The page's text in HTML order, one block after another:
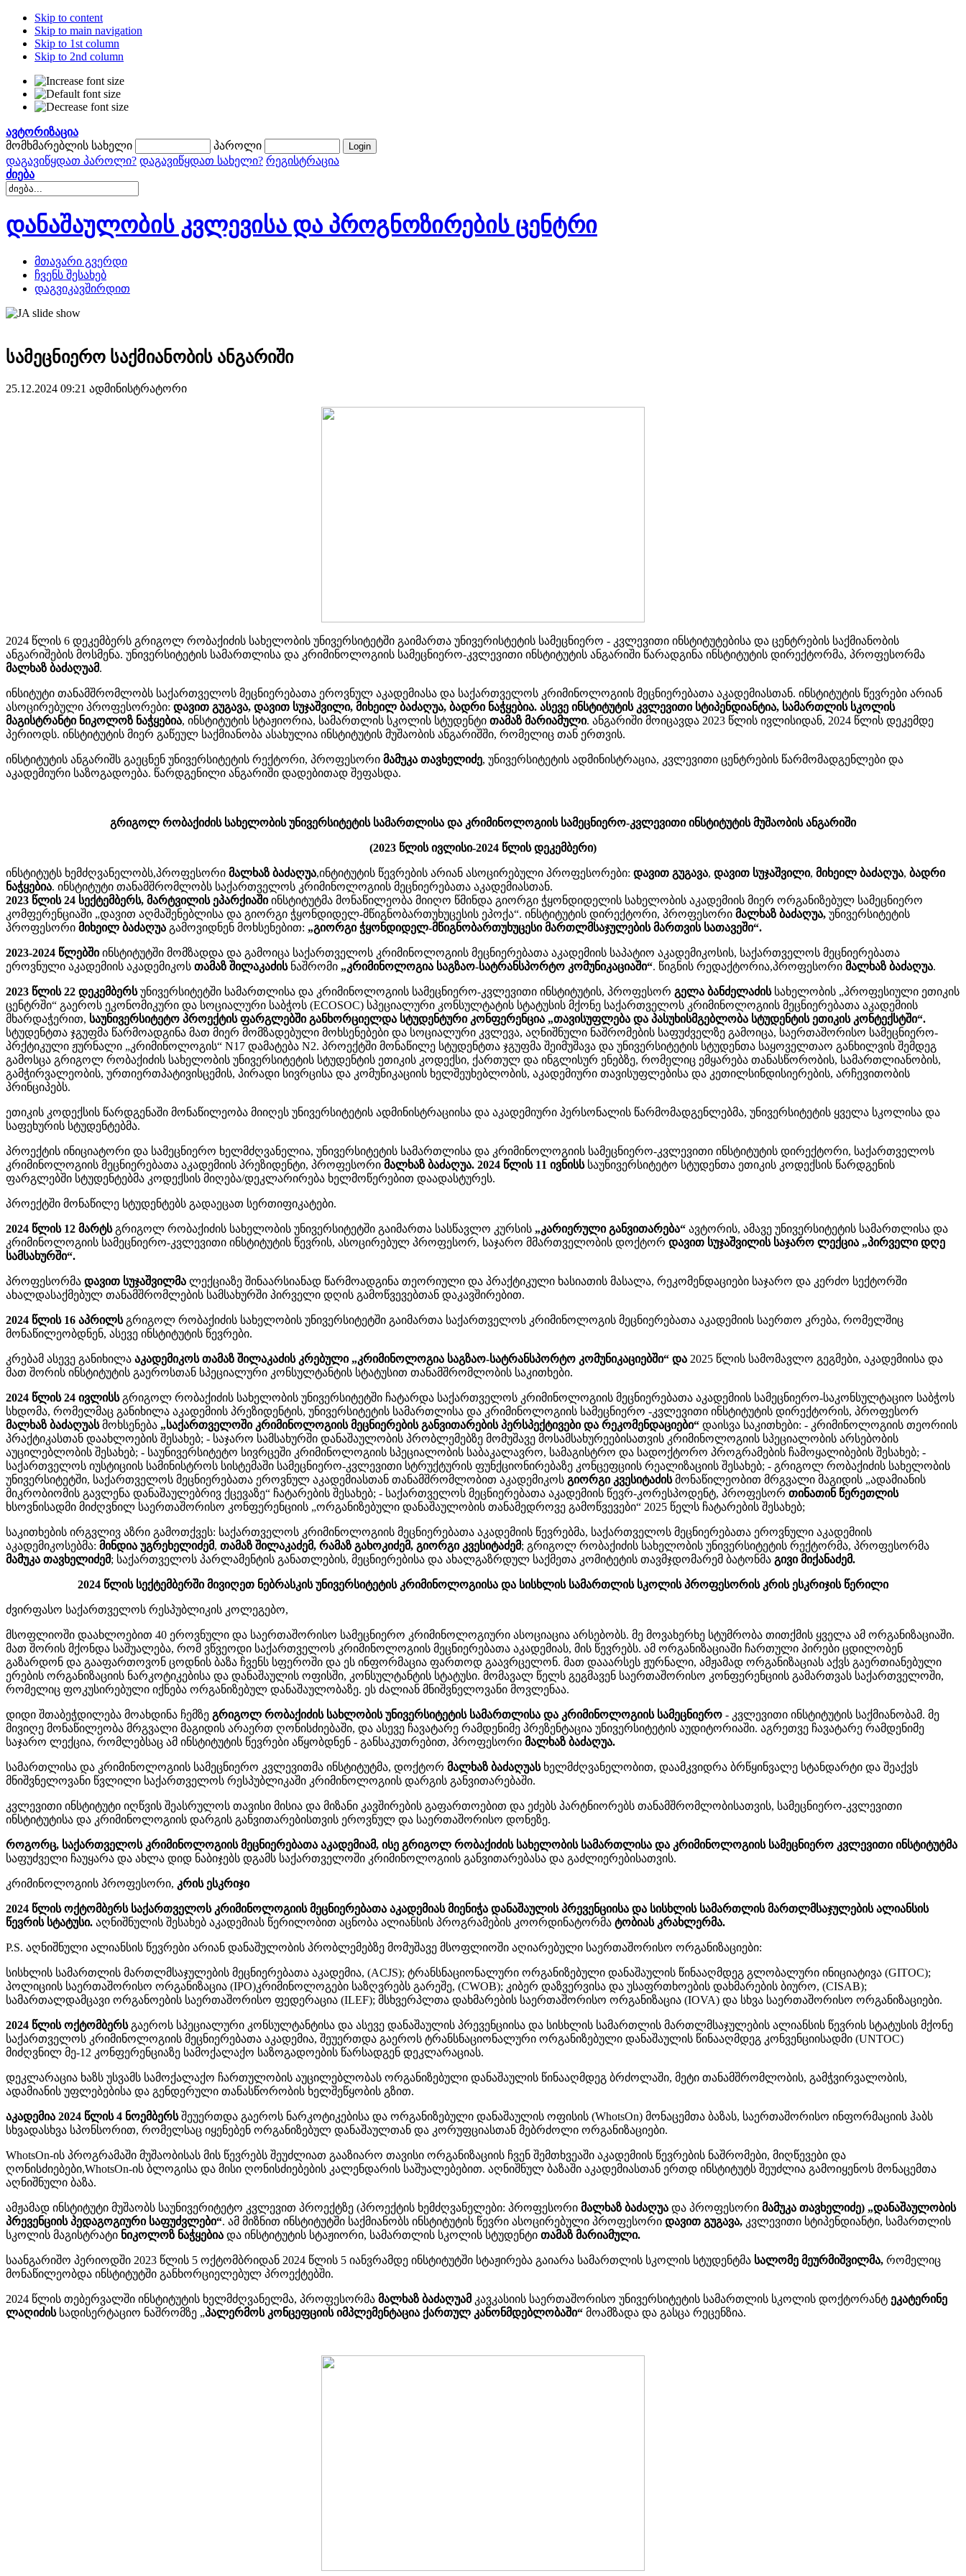
Skip to content
Skip to main navigation
Skip to 1st column
Skip to 2nd column
ავტორიზაცია
მომხმარებლის სახელი
პაროლი
დაგავიწყდათ პაროლი? დაგავიწყდათ სახელი? რეგისტრაცია
ძიება
დანაშაულობის კვლევისა და პროგნოზირების ცენტრი
მთავარი გვერდი
ჩვენს შესახებ
დაგვიკავშირდით
სამეცნიერო საქმიანობის ანგარიში
25.12.2024 09:21 ადმინისტრატორი
2024 წლის 6 დეკემბერს გრიგოლ რობაქიძის სახელობის უნივერსიტეტში გაიმართა უნივერისტეტის სამეცნიერო - კვლევითი ინსტიტუტებისა და ცენტრების საქმიანობის
ანგარიშების მოსმენა. უნივერსიტეტის სამართლისა და კრიმინოლოგიის სამეცნიერო-კვლევითი ინსტიტუტის ანგარიში წარადგინა ინსტიტუტის დირექტორმა, პროფესორმა
მალხაზ ბაძაღუამ.
ინსიტუტი თანამშრომლობს საქართველოს მეცნიერებათა ეროვნულ აკადემიასა და საქართველოს კრიმინოლოგიის მეცნიერებათა აკადემიასთან. ინსტიტუტის წევრები არიან
ასოცირებული პროფესორები: დავით გუგავა, დავით სუჯაშვილი, მიხეილ ბაძაღუა, ბადრი ნაჭყებია. ასევე ინსტიტუტის კვლევითი სტიპენდიანტია, სამართლის სკოლის
მაგისტრანტი ნიკოლოზ ნაჭყებია, ინსტიტუტის სტაჟიორია, სამართლის სკოლის სტუდენტი თამაზ მარიამული. ანგარიში მოიცავდა 2023 წლის ივლისიდან, 2024 წლის დეკემდე
პერიოდს. ინსტიტუტის მიერ გაწეულ საქმიანობა ასახულია ინსტიტუტის მუშაობის ანგარიშში, რომელიც თან ერთვის.
ინსტიტუტის ანგარიშს გაეცნენ უნივერსიტეტის რექტორი, პროფესორი მამუკა თავხელიძე, უნივერსიტეტის ადმინისტრაცია, კვლევითი ცენტრების წარმომადგენლები და
აკადემიური საზოგადოება. წარდგენილი ანგარიში დადებითად შეფასდა.
გრიგოლ რობაქიძის სახელობის უნივერსიტეტის სამართლისა და კრიმინოლოგიის სამეცნიერო-კვლევითი ინსტიტუტის მუშაობის ანგარიში
(2023 წლის ივლისი-2024 წლის დეკემბერი)
ინსტიტუტს ხემძღვანელობს,პროფესორი მალხაზ ბაძაღუა,ინტიტუტის წევრების არიან ასოცირებული პროფესორები: დავით გუგავა, დავით სუჯაშვილი, მიხეილ ბაძაღუა, ბადრი
ნაჭყებია. ინსტიტუტი თანამშრომლობს საქართველოს კრიმინოლოგიის მეცნიერებათა აკადემიასთან.
2023 წლის 24 სექტემბერს, მარტვილის ეპარქიაშიინსტიტუტმა მონაწილეობა მიიღო წმინდა გიორგი ჭყონდიდელის სახელობის აკადემიის მიერ ორგანიზებულ სამეცნიერო
კომფერენციაში „დავით აღმაშენებლისა და გიორგი ჭყონდიდელ-მწიგნობართუხუცესის ეპოქა“. ინსტიტუტის დირექტორი, პროფესორი მალხაზ ბაძაღუა, უნივერსიტეტის
პროფესორი მიხეილ ბაძაღუა გამოვიდნენ მოხსენებით: „გიორგი ჭყონდიდელ-მწიგნობართუხუცესი მართლმსაჯულების მართვის სათავეში“.
2023-2024 წლებშიინსტიტუტში მომზადდა და გამოიცა საქართველოს კრიმინოლოგიის მეცნიერებათა აკადემიის საპატიო აკადემიკოსის, საქართველოს მეცნიერებათა
ეროვნული აკადემიის აკადემიკოს თამაზ შილაკაძისნაშრომი „კრიმინოლოგია საგზაო-სატრანსპორტო კომუნიკაციაში“. წიგნის რედაქტორია,პროფესორი მალხაზ ბაძაღუა.
2023 წლის 22 დეკემბერსუნივერსიტეტში სამართლისა და კრიმინოლოგიის სამეცნიერო-კვლევითი ინსტიტუტის, პროფესორ გელა ბანძელაძისსახელობის „პროფესიული ეთიკის
ცენტრში“ გაეროს ეკონომიკური და სოციალური საბჭოს (ECOSOC) სპეციალური კონსულტატის სტატუსის მქონე საქართველოს კრიმინოლოგიის მეცნიერებათა აკადემიის
მხარდაჭერით, საუნივერსიტეტო პროექტის ფარგლებში განხორციელდა სტუდენტური კონფერენცია „თავისუფლება და პასუხისმგებლობა სტუდენტის ეთიკის კონტექსტში“.
სტუდენტთა ჯგუფმა წარმოადგინა მათ მიერ მომზადებული მოხსენებები და სოციალური კვლევა, აღნიშნული ნაშრომების საფუძველზე გამოიცა, საერთაშორისო სამეცნიერო-
პრქტიკული ჟურნალი „კრიმინოლოგის“ N17 დამატება N2. პროექტში მონაწილე სტუდენტთა ჯგუფმა შეიმუშავა და უნივერსიტეტის სტუდენთა საყოველთაო განხილვის შემდეგ
გამოსცა გრიგოლ რობაქიძის სახელობის უნივერსიტეტის სტუდენტის ეთიკის კოდექსი, ქართულ და ინგლისურ ენებზე, რომელიც ემყარება თანასწორობის, სამართლიანობის,
გამჭირვალეობის, ურთიერთპატივისცემის, პირადი სივრცისა და კომუნიკაციის ხელშეუხებლობის, აკადემიური თავისუფლებისა და კეთილსინდისიერების, არჩევითობის
პრინციპებს.
ეთიკის კოდექსის წარდგენაში მონაწილეობა მიიღეს უნივერსიტეტის ადმინისტრაციისა და აკადემიური პერსონალის წარმომადგენლებმა, უნივერსიტეტის ყველა სკოლისა და
საფეხურის სტუდენტებმა.
პროექტის ინიციატორი და სამეცნიერო ხელმძღვანელია, უნივერსიტეტის სამართლისა და კრიმინოლოგიის სამეცნიერო-კვლევითი ინსტიტუტის დირექტორი, საქართველოს
კრიმინოლოგიის მეცნიერებათა აკადემიის პრეზიდენტი, პროფესორი მალხაზ ბაძაღუა. 2024 წლის 11 ივნისსსაუნივერსიტეტო სტუდენთა ეთიკის კოდექსის წარდგენის
ფარგლებში სტუდენტებმა კოდექსის მიღება/დეკლარირება ხელმოწერებით დაადასტურეს.
პროექტში მონაწილე სტუდენტებს გადაეცათ სერთიფიკატები.
2024 წლის 12 მარტსგრიგოლ რობაქიძის სახელობის უნივერსიტეტში გაიმართა სასწავლო კურსის „კარიერული განვითარება“ ავტორის, ამავე უნივერსიტეტის სამართლისა და
კრიმინოლოგიის სამეცნიერო-კვლევითი ინსტიტუტის წევრის, ასოცირებულ პროფესორ, საჯარო მმართველობის დოქტორ დავით სუჯაშვილის საჯარო ლექცია „პირველი დღე
სამსახურში“.
პროფესორმა დავით სუჯაშვილმა ლექციაზე შინაარსიანად წარმოადგინა თეორიული და პრაქტიკული ხასიათის მასალა, რეკომენდაციები საჯარო და კერძო სექტორში
ახალდასაქმებულ თანამშრომლების სამსახურში პირველი დღის გამოწვევებთან დაკავშირებით.
2024 წლის 16 აპრილსგრიგოლ რობაქიძის სახელობის უნივერსიტეტში გაიმართა საქართველოს კრიმინოლოგის მეცნიერებათა აკადემიის საერთო კრება, რომელშიც
მონაწილეობდნენ, ასევე ინსტიტუტის წევრები.
კრებამ ასევე განიხილა აკადემიკოს თამაზ შილაკაძის კრებული „კრიმინოლოგია საგზაო-სატრანსპორტო კომუნიკაციებში“ და 2025 წლის სამომავლო გეგმები, აკადემიისა და
მათ შორის ინსტიტუტის გაეროსთან სპეციალური კონსულტანტის სტატუსით თანამშრომლობის საკითხები.
2024 წლის 24 ივლისსგრიგოლ რობაქიძის სახელობის უნივერსიტეტში ჩატარდა საქართველოს კრიმინოლოგიის მეცნიერებათა აკადემიის სამეცნიერო-საკონსულტაციო საბჭოს
სხდომა, რომელმაც განიხილა აკადემიის პრეზიდენტის, უნივერსიტეტის სამართლისა და კრიმინოლოგიის სამეცნიერო -კვლევითი ინსტიტუტის დირექტორის, პროფესორ
მალხაზ ბაძაღუასმოხსენება „საქართველოში კრიმინოლოგიის მეცნიერების განვითარების პერსპექტივები და რეკომენდაციები“ დაისვა საკითხები: - კრიმინოლოგიის თეორიის
პრაქტიკასთან დაახლოების შესახებ; - საჯარო სამსახურში დანაშაულობის პრობლემებზე მომუშავე მოსამსახურეებისათვის კრიმინოლოგიის სპეციალობის არსებობის
აუცილებლობის შესახებ; - საუნივერსიტეტო სივრცეში კრიმინოლოგიის სპეციალობის საბაკალავრო, სამაგისტრო და სადოქტორო პროგრამების ჩამოყალიბების შესახებ; -
საქართველოს იუსტიციის სამინისტროს სისტემაში სამეცნიერო-კვლევითი სტრუქტურის ფუნქციონირებაზე კონცეფციის რეალიზაციის შესახებ; - გრიგოლ რობაქიძის სახელობის
უნივერსიტეტში, საქართველოს მეცნიერებათა ეროვნულ აკადემიასთან თანამშრომლობით აკადემიკოს გიორგი კვესიტაძისმონაწილეობით მრგვალი მაგიდის „ადამიანის
მიკრობიომის გავლენა დანაშაულებრივ ქცევაზე“ ჩატარების შესახებ; - საქართველოს მეცნიერებათა აკადემიის წევრ-კორესპოდენტ, პროფესორ თინათინ წერეთლის
ხსოვნისადმი მიძღვნილ საერთაშორისო კონფერენციის „ორგანიზებული დანაშაულობის თანამედროვე გამოწვევები“ 2025 წელს ჩატარების შესახებ;
საკითხების ირგვლივ აზრი გამოთქვეს: საქართველოს კრიმინოლოგიის მეცნიერებათა აკადემიის წევრებმა, საქართველოს მეცნიერებათა ეროვნული აკადემიის
აკადემიკოსებმა: მინდია უგრეხელიძემ, თამაზ შილაკაძემ, რამაზ გახოკიძემ, გიორგი კვესიტაძემ; გრიგოლ რობაქიძის სახელობის უნივერსიტეტის რექტორმა, პროფესორმა
მამუკა თავხელიძემ; საქართველოს პარლამენტის განათლების, მეცნიერებისა და ახალგაზრდულ საქმეთა კომიტეტის თავმჯდომარემ ბატონმა გივი მიქანაძემ.
2024 წლის სექტემბერში მივიღეთ ნებრასკის უნივერსიტეტის კრიმინოლოგიისა და სისხლის სამართლის სკოლის პროფესორის კრის ესკრიჯის წერილი
ძვირფასო საქართველოს რესპუბლიკის კოლეგებო,
მსოფლიოში დაახლოებით 40 ეროვნული და საერთაშორისო სამეცნიერო კრიმინოლოგიური ასოციაცია არსებობს. მე მოვახერხე სტუმრობა თითქმის ყველა ამ ორგანიზაციაში.
მათ შორის მქონდა საშუალება, რომ ვწვეოდი საქართველოს კრიმინოლოგიის მეცნიერებათა აკადემიას, მის წევრებს. ამ ორგანიზაციაში ჩართული პირები ცდილობენ
გაზარდონ და გააფართოვონ ცოდნის ბაზა ჩვენს სფეროში და ეს ინფორმაცია ფართოდ გაავრცელონ. მათ დააარსეს ჟურნალი, ამჟამად ორგანიზაციას აქვს გაერთიანებული
ერების ორგანიზაციის ნარკოტიკებისა და დანაშაულის ოფისში, კონსულტანტის სტატუსი. მომავალ წელს გეგმავენ საერთაშორისო კონფერენციის გამართვას საქართველოში,
რომელიც ფოკუსირებული იქნება ორგანიზებულ დანაშაულობაზე. ეს ძალიან მნიშვნელოვანი მოვლენაა.
დიდი შთაბეჭდილება მოახდინა ჩემზე გრიგოლ რობაქიძის სახლობის უნივერსიტეტის სამართლისა და კრიმინოლოგიის სამეცნიერო - კვლევითი ინსტიტუტის საქმიანობამ. მე
მივიღე მონაწილეობა მრგვალი მაგიდის არაერთ ღონისძიებაში, და ასევე ჩავატარე რამდენიმე პრეზენტაცია უნივერსიტეტის აუდიტორიაში. აგრეთვე ჩავატარე რამდენიმე
საჯარო ლექცია, რომლებსაც ამ ინსტიტუტის წევრები აწყობდნენ - განსაკუთრებით, პროფესორი მალხაზ ბაძაღუა.
სამართლისა და კრიმინოლოგიის სამეცნიერო კვლევითმა ინსტიტუტმა, დოქტორ მალხაზ ბაძაღუასხელმძღვანელობით, დაამკვიდრა ბრწყინვალე სტანდარტი და შეაქვს
მნიშვნელოვანი წვლილი საქართველოს რესპუბლიკაში კრიმინოლოგიის დარგის განვითარებაში.
კვლევითი ინსტიტუტი იღწვის შეასრულოს თავისი მისია და მიზანი კავშირების გაფართოებით და ეძებს პარტნიორებს თანამშრომლობისათვის, სამეცნიერო-კვლევითი
ინსტიტუტისა და კრიმინოლოგიის დარგის განვითარებისთვის ეროვნულ და საერთაშორისო დონეზე.
როგორც, საქართველოს კრიმინოლოგიის მეცნიერებათა აკადემიამ, ისე გრიგოლ რობაქიძის სახელობის სამართლისა და კრიმინოლოგიის სამეცნიერო კვლევითი ინსტიტუტმა
საფუძველი ჩაუყარა და ახლა დიდ ნაბიჯებს დგამს საქართველოში კრიმინოლოგიის განვითარებასა და გაძლიერებისათვის.
კრიმინოლოგიის პროფესორი, კრის ესკრიჯი
2024 წლის ოქტომბერს საქართველოს კრიმინოლოგიის მეცნიერებათა აკადემიას მიენიჭა დანაშაულის პრევენციისა და სისხლის სამართლის მართლმსაჯულების ალიანსის
წევრის სტატუსი. აღნიშნულის შესახებ აკადემიას წერილობით აცნობა ალიანსის პროგრამების კოორდინატორმა ტობიას კრახლერმა.
P.S. აღნიშნული ალიანსის წევრები არიან დანაშულობის პრობლემებზე მომუშავე მსოფლიოში აღიარებული საერთაშორისო ორგანიზაციები:
სისხლის სამართლის მართლმსაჯულების მეცნიერებათა აკადემია, (ACJS); ტრანსნაციო­ნალური ორგანიზებული დანაშაულის წინააღმდეგ გლობალური ინიციატივა (GITOC);
პოლიციის საერთაშორისო ორგანიზაცია (IPO)კრიმინოლოგები საზღვრებს გარეშე, (CWOB); კიბერ დაზვერვისა და უსაფრთხოების დახმარების ბიურო, (CISAB);
სამართალდამცავი ორგანოების საერთაშორისო ფედერაცია (ILEF); მსხვერპლთა დახმარების საერთაშორისო ორგანიზაცია (IOVA) და სხვა საერთაშორისო ორგანიზაციები.
2024 წლის ოქტომბერსგაეროს სპეციალური კონსულტანტისა და ასევე დანაშაულის პრევენციისა და სისხლის სამართლის მართლმსაჯულების ალიანსის წევრის სტატუსის მქონე
საქართველოს კრიმინოლოგიის მეცნიერებათა აკადემია, შეუერთდა გაეროს ტრანსნაციო­ნალური ორგანიზებული დანაშაულის წინააღმდეგ კონვენციისადმი (UNTOC)
მიძღვნილ მე-12 კონფერენციაზე სამოქალაქო საზოგადოების წარსადგენ დეკლარაციას.
დეკლარაცია ხაზს უსვამს სამოქალაქო ჩართულობის აუცილებლობას ორგანიზებული დანაშაულის წინააღმდეგ ბრძოლაში, მეტი თანამშრომლობის, გამჭვირვალობის,
ადამიანის უფლებებისა და გენდერული თანასწორობის ხელშეწყობის გზით.
აკადემია 2024 წლის 4 ნოემბერსშეუერთდა გაეროს ნარკოტიკებისა და ორგანიზებული დანაშაულის ოფისის (WhotsOn) მონაცემთა ბაზას, საერთაშორისო ინფორმაციის ჰაბს
სხვადასხვა სპონსორით, რომელსაც იყენებენ ორგანიზებულ დანაშაულთან და კორუფციასთან მებრძოლი ორგანიზაციები.
WhotsOn-ის პროგრამაში მუშაობისას მის წევრებს შეუძლიათ გააზიარო თავისი ორგანიზაციის ჩვენ შემთხვეაში აკადემიის წევრების ნაშრომები, მიღწევები და
ღონისძიებები,WhotsOn-ის ბლოგისა და მისი ღონისძიებების კალენდარის საშუალებებით. აღნიშნულ ბაზაში აკადემიასთან ერთდ ინსტიტუტს შეუძლია გამოიყენოს მონაცემთა
აღნიშნული ბაზა.
ამჟამად ინსტიტუტი მუშაობს საუნივერიტეტო კვლევით პროექტზე (პროექტის ხემძღვანელები: პროფესორი მალხაზ ბაძაღუა და პროფესორი მამუკა თავხელიძე) „დანაშაულობის
პრევენციის პედაგოგიური საფუძვლები“. ამ მიზნით ინსტიტუტში საქმიანობს ინსტიტუტის წევრი ასოცირებული პროფესორი დავით გუგავა, კვლევითი სტიპენდიანტი, სამართლის
სკოლის მაგისტრატი ნიკოლოზ ნაჭყებია და ინსტიტუტის სტაჟიორი, სამართლის სკოლის სტუდენტი თამაზ მარიამული.
საანგარიშო პერიოდში 2023 წლის 5 ოქტომბრიდან 2024 წლის 5 იანვრამდე ინსტიტუტში სტაჟირება გაიარა სამართლის სკოლის სტუდენტმა სალომე მეურმიშვილმა, რომელიც
მონაწილეობდა ინსტიტუტში განხორციელებულ პროექტებში.
2024 წლის თებერვალში ინსტიტუტის ხელმძღვანელმა, პროფესორმა მალხაზ ბაძაღუამ კავკასიის საერთაშორისო უნივერსიტეტის სამართლის სკოლის დოქტორანტ ეკატერინე
ლაღიძისსადისერტაციო ნაშრომზე „პალერმოს კონცეფციის იმპლემენტაცია ქართულ კანონმდებლობაში“ მოამზადა და გასცა რეცენზია.